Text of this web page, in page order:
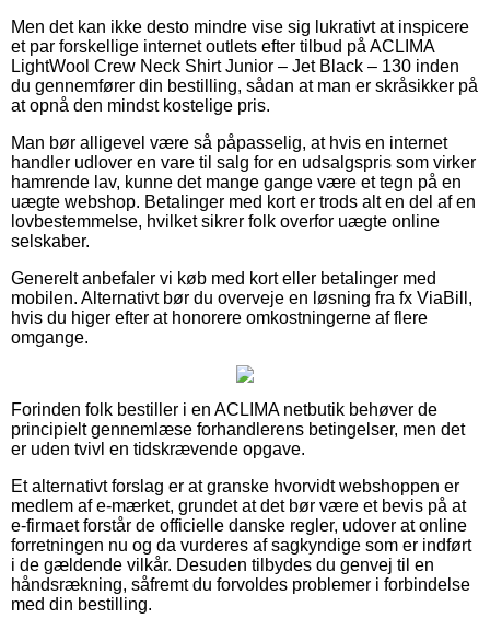
Men det kan ikke desto mindre vise sig lukrativt at inspicere
et par forskellige internet outlets efter tilbud på ACLIMA
LightWool Crew Neck Shirt Junior – Jet Black – 130 inden
du gennemfører din bestilling, sådan at man er skråsikker på
at opnå den mindst kostelige pris.
Man bør alligevel være så påpasselig, at hvis en internet
handler udlover en vare til salg for en udsalgspris som virker
hamrende lav, kunne det mange gange være et tegn på en
uægte webshop. Betalinger med kort er trods alt en del af en
lovbestemmelse, hvilket sikrer folk overfor uægte online
selskaber.
Generelt anbefaler vi køb med kort eller betalinger med
mobilen. Alternativt bør du overveje en løsning fra fx ViaBill,
hvis du higer efter at honorere omkostningerne af flere
omgange.
Forinden folk bestiller i en ACLIMA netbutik behøver de
principielt gennemlæse forhandlerens betingelser, men det
er uden tvivl en tidskrævende opgave.
Et alternativt forslag er at granske hvorvidt webshoppen er
medlem af e-mærket, grundet at det bør være et bevis på at
e-firmaet forstår de officielle danske regler, udover at online
forretningen nu og da vurderes af sagkyndige som er indført
i de gældende vilkår. Desuden tilbydes du genvej til en
håndsrækning, såfremt du forvoldes problemer i forbindelse
med din bestilling.